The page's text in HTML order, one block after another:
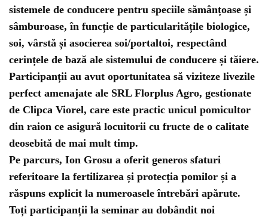
sistemele de conducere pentru speciile sămânțoase și
sâmburoase, în funcție de particularitățile biologice,
soi, vârstă și asocierea soi/portaltoi, respectând
cerințele de bază ale sistemului de conducere și tăiere.
Participanții au avut oportunitatea să viziteze livezile
perfect amenajate ale SRL Florplus Agro, gestionate
de Clipca Viorel, care este practic unicul pomicultor
din raion ce asigură locuitorii cu fructe de o calitate
deosebită de mai mult timp.
Pe parcurs, Ion Grosu a oferit generos sfaturi
referitoare la fertilizarea și protecția pomilor și a
răspuns explicit la numeroasele întrebări apărute.
Toți participanții la seminar au dobândit noi